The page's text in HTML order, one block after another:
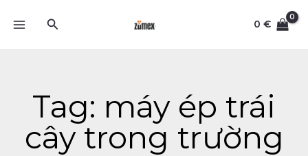
Search 0€
Tag: máy ép trái
cây trong trường